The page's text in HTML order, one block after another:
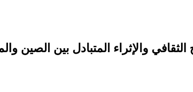
الثقافي والإثراء المتبادل بين الصين